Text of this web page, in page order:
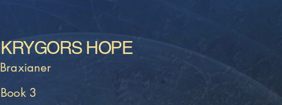
KRYGORS HOPE
Braxianer
Book 3